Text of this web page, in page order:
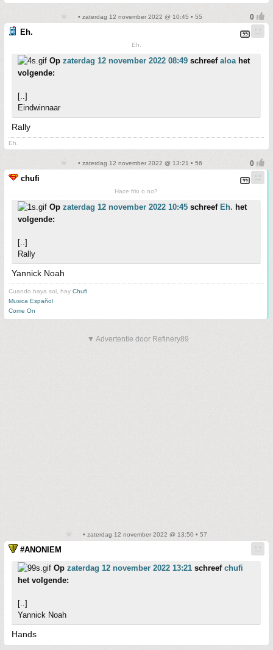
• zaterdag 12 november 2022 @ 10:45 • 55
Eh.
Eh.
Op zaterdag 12 november 2022 08:49 schreef aloahet
volgende:
[..]
Eindwinnaar
Rally
Eh.
• zaterdag 12 november 2022 @ 13:21 • 56
chufi
Hace frio o no?
Op zaterdag 12 november 2022 10:45 schreef Eh. het
volgende:
[..]
Rally
Yannick Noah
Cuando haya sol, hay Chufi
Musica Español
Come On
▼ Advertentie door Refinery89
• zaterdag 12 november 2022 @ 13:50 • 57
#ANONIEM
Op zaterdag 12 november 2022 13:21 schreef chufi
het volgende:
[..]
Yannick Noah
Hands